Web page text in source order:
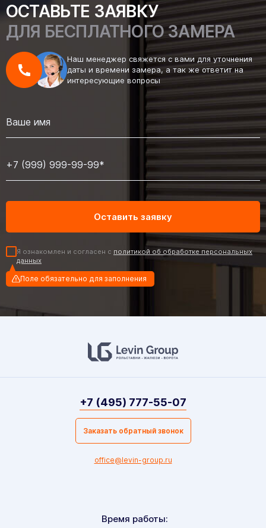
ОСТАВЬТЕ ЗАЯВКУ
ДЛЯ БЕСПЛАТНОГО ЗАМЕРА
Наш менеджер свяжется с вами для уточнения
даты и времени замера, а так же ответит на
интересующие вопросы
Я ознакомлен и согласен с политикой об обработке персональных
данных
Поле обязательно для заполнения
Время работы:
+7 (495) 777-55-07
Заказать обратный звонок
office@levin-group.ru